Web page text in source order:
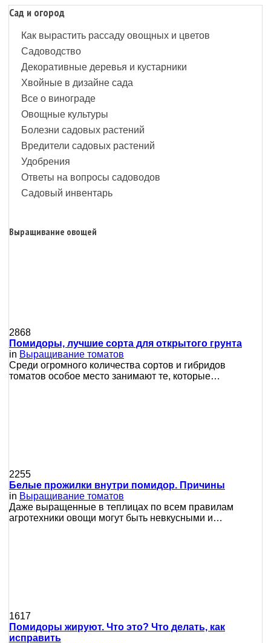
Сад и огород
Как вырастить рассаду овощных и цветов
Садоводство
Декоративные деревья и кустарники
Хвойные в дизайне сада
Все о винограде
Овощные культуры
Болезни садовых растений
Вредители садовых растений
Удобрения
Ответы на вопросы садоводов
Садовый инвентарь
Выращивание овощей
2868
Помидоры, лучшие сорта для открытого грунта
in Выращивание томатов
Среди огромного количества сортов и гибридов
томатов особое место занимают те, которые…
2255
Белые прожилки внутри помидор. Причины
in Выращивание томатов
Даже выращенные в теплицах по всем правилам
агротехники овощи могут быть невкусными и…
1617
Помидоры жируют. Что это? Что делать, как
исправить